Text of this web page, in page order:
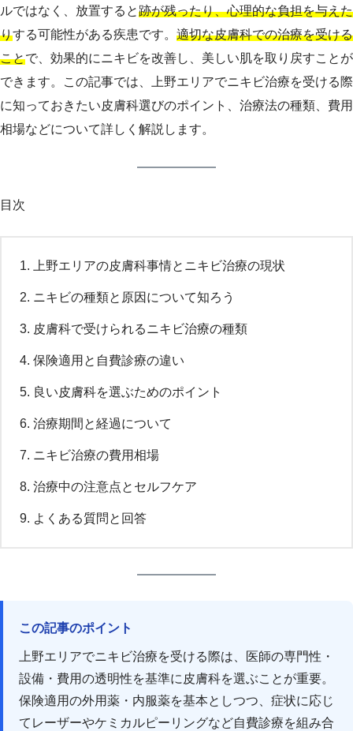
ルではなく、放置すると跡が残ったり、心理的な負担を与えた
りする可能性がある疾患です。 適切な皮膚科での治療を受ける
ことで、効果的にニキビを改善し、美しい肌を取り戻すことが
できます。この記事では、上野エリアでニキビ治療を受ける際
に知っておきたい皮膚科選びのポイント、治療法の種類、費用
相場などについて詳しく解説します。
目次
上野エリアの皮膚科事情とニキビ治療の現状
ニキビの種類と原因について知ろう
皮膚科で受けられるニキビ治療の種類
保険適用と自費診療の違い
良い皮膚科を選ぶためのポイント
治療期間と経過について
ニキビ治療の費用相場
治療中の注意点とセルフケア
よくある質問と回答
この記事のポイント
上野エリアでニキビ治療を受ける際は、医師の専門性・
設備・費用の透明性を基準に皮膚科を選ぶことが重要。
保険適用の外用薬・内服薬を基本としつつ、症状に応じ
てレーザーやケミカルピーリングなど自費診療を組み合